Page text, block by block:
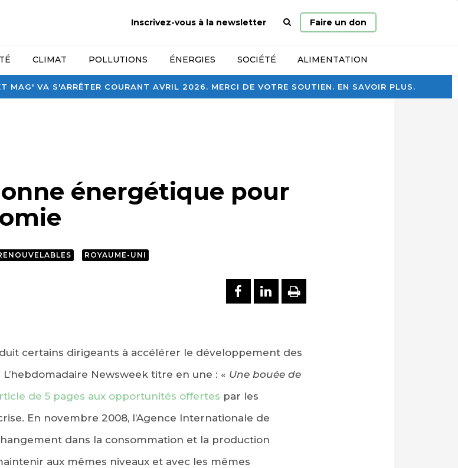
MAG' VA S'ARRÊTER COURANT AVRIL 2026. MERCI DE VOTRE SOUTIEN. EN SAVOIR PLUS.
Inscrivez-vous à la newsletter
Page
d’accueil
Faire un don
CLIMAT POLLUTIONS ÉNERGIES SOCIÉTÉ ALIMENTATION
énergétique pour
ROYAUME-UNI
PARTAGER SUR FACEBOOK
PARTAGER SUR
IMPRIMER
certains dirigeants à accélérer le développement des
Newsweek titre en une : « Une bouée de
de 5 pages aux opportunités offertes par les
En novembre 2008, l’Agence Internationale de
dans la consommation et la production
aux mêmes niveaux et avec les mêmes